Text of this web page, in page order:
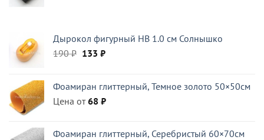
Дырокол фигурный HB 1.0 см Солнышко
190₽ Первоначальная
190 ₽.
133 ₽Текущая
Фоамиран глиттерный, Темное золото 50×50см
Цена от68 ₽
Фоамиран глиттерный, Серебристый 60×70см